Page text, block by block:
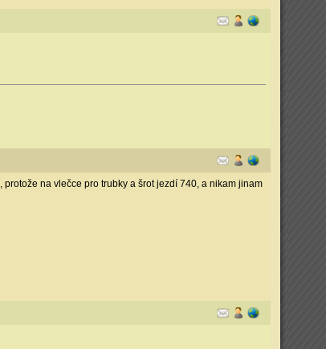
na vlečce pro trubky a šrot jezdí 740, a nikam jinam